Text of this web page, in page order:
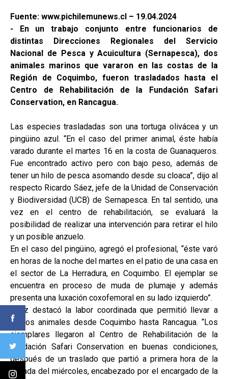
Fuente: www.pichilemunews.cl – 19.04.2024
- En un trabajo conjunto entre funcionarios de
distintas Direcciones Regionales del Servicio
Nacional de Pesca y Acuicultura (Sernapesca), dos
animales marinos que vararon en las costas de la
Región de Coquimbo, fueron trasladados hasta el
Centro de Rehabilitación de la Fundación Safari
Conservation, en Rancagua.
Las especies trasladadas son una tortuga olivácea y un
pingüino azul. “En el caso del primer animal, éste había
varado durante el martes 16 en la costa de Guanaqueros.
Fue encontrado activo pero con bajo peso, además de
tener un hilo de pesca asomando desde su cloaca”, dijo al
respecto Ricardo Sáez, jefe de la Unidad de Conservación
y Biodiversidad (UCB) de Sernapesca. En tal sentido, una
vez en el centro de rehabilitación, se evaluará la
posibilidad de realizar una intervención para retirar el hilo
y un posible anzuelo.
En el caso del pingüino, agregó el profesional, “éste varó
en horas de la noche del martes en el patio de una casa en
el sector de La Herradura, en Coquimbo. El ejemplar se
encuentra en proceso de muda de plumaje y además
presenta una luxación coxofemoral en su lado izquierdo”.
Sáez destacó la labor coordinada que permitió llevar a
ambos animales desde Coquimbo hasta Rancagua. “Los
ejemplares llegaron al Centro de Rehabilitación de la
Fundación Safari Conservation en buenas condiciones,
después de un traslado que partió a primera hora de la
jornada del miércoles, encabezado por el encargado de la